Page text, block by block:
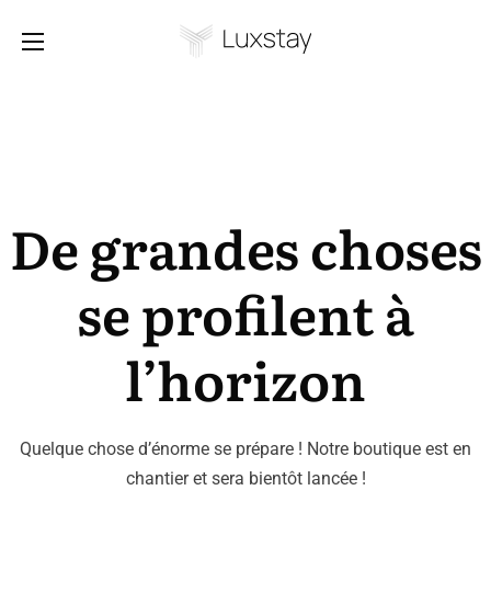
De grandes choses
se profilent à
l’horizon
Quelque chose d’énorme se prépare ! Notre boutique est en
chantier et sera bientôt lancée !